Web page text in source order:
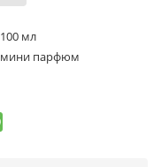
100 мл
мини парфюм